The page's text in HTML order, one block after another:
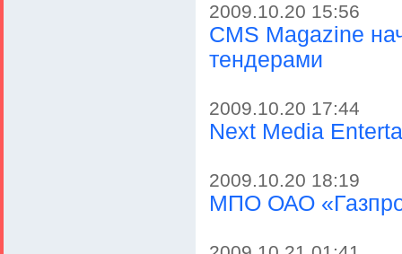
2009.10.20 15:56
CMS Magazine
тендерами
2009.10.20 17:44
Next Media
2009.10.20 18:19
МПО ОАО